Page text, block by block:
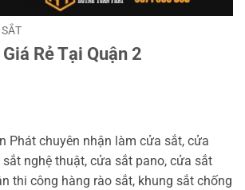
Rẻ Tại Quận 2
Phát chuyên nhận làm cửa sắt, cửa
nghệ thuật, cửa sắt pano, cửa sắt
thi công hàng rào sắt, khung sắt chống